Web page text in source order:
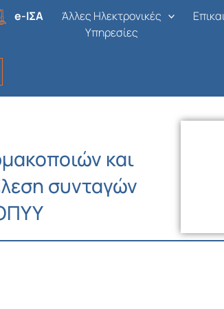
e-ΙΣΑ
Άλλες Ηλεκτρονικές
Υπηρεσίες
και
συνταγών